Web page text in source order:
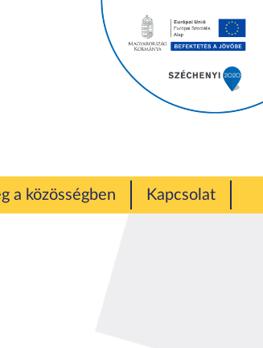
a közösségben Kapcsolat